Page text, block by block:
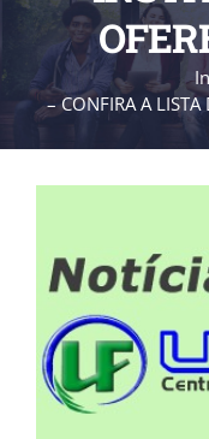
– CONFIRA A LISTA